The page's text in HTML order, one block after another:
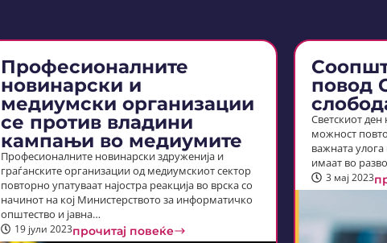
Професионалните
новинарски и
медиумски организации
се против владини
кампањи во медиумите
Професионалните новинарски здруженија и
граѓанските организации од медиумскиот сектор
повторно упатуваат најостра реакција во врска со
начинот на кој Министерството за информатичко
општество и јавна…
19 јули 2023прочитај повеќе
повод
Светскиот ден
можност
важната
имаат во
3 мај 2023